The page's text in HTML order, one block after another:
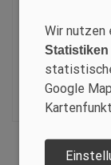
602 28
+46
Wir nutzen
Google